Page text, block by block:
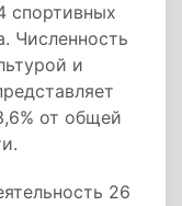
спортивных
Численность
и
от общей
26